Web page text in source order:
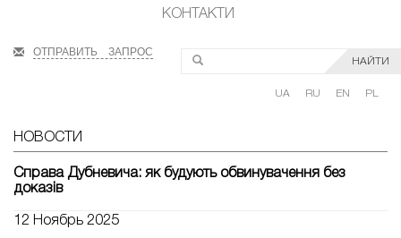
КОНТАКТИ
ОТПРАВИТЬ ЗАПРОС
НАЙТИ
UA RU EN PL
НОВОСТИ
Справа Дубневича: як будують обвинувачення без
доказів
12 Ноябрь 2025